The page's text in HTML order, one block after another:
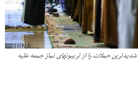
در دو سه هفته اخیر امامان جمعه شدیدترین حملات را از تریبون‎های نماز جمعه علیه